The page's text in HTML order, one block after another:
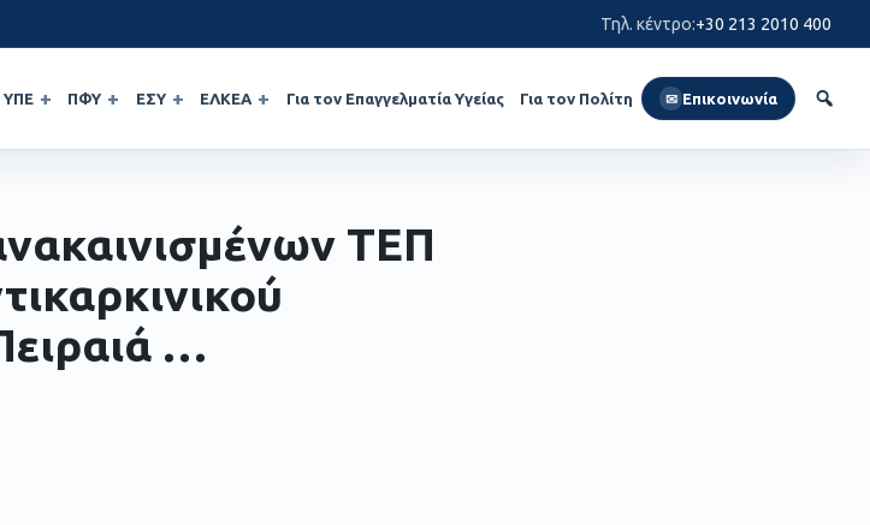
Τηλ. κέντρο:+30 213 2010 400
ΥΠΕ ΠΦΥ ΕΣΥ ΕΛΚΕΑ Για τον Επαγγελματία Υγείας Για τον Πολίτη ✉ Επικοινωνία
ΤΕΠ
…